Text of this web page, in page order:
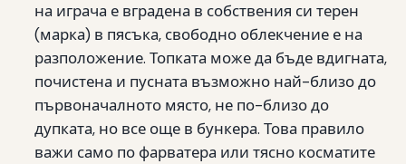
на играча е вградена в собствения си терен
(марка) в пясъка, свободно облекчение е на
разположение. Топката може да бъде вдигната,
почистена и пусната възможно най-близо до
първоначалното място, не по-близо до
дупката, но все още в бункера. Това правило
важи само по фарватера или тясно косматите